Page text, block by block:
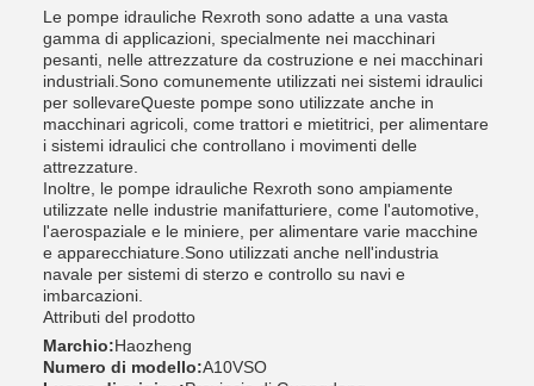
Le pompe idrauliche Rexroth sono adatte a una vasta
gamma di applicazioni, specialmente nei macchinari
pesanti, nelle attrezzature da costruzione e nei macchinari
industriali.Sono comunemente utilizzati nei sistemi idraulici
per sollevareQueste pompe sono utilizzate anche in
macchinari agricoli, come trattori e mietitrici, per alimentare
i sistemi idraulici che controllano i movimenti delle
attrezzature.
Inoltre, le pompe idrauliche Rexroth sono ampiamente
utilizzate nelle industrie manifatturiere, come l'automotive,
l'aerospaziale e le miniere, per alimentare varie macchine
e apparecchiature.Sono utilizzati anche nell'industria
navale per sistemi di sterzo e controllo su navi e
imbarcazioni.
Attributi del prodotto
Marchio:Haozheng
Numero di modello:A10VSO